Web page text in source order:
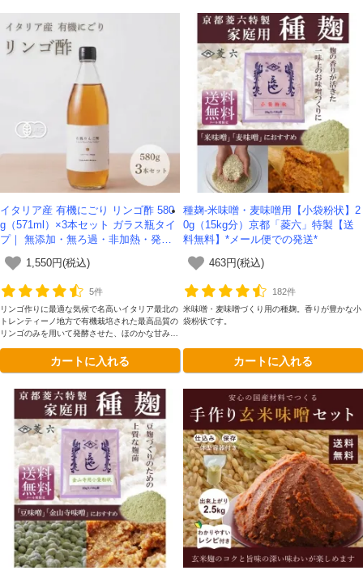
イタリア産 有機にごり リンゴ酢 580
g（571ml）×3本セット ガラス瓶タイ
プ｜ 無添加・無ろ過・非加熱・発酵
助剤不使用のアップルサイダービネガ
ー -かわしま屋-
1,550円(税込)
5件
リンゴ作りに最適な気候で名高いイタリア最北の
トレンティーノ地方で有機栽培された最高品質の
リンゴのみを用いて発酵させた、ほのかな甘みと
ていない、本物のリンゴ酢をガラス瓶容器にてお
楽しみください。
カートに入れる
種麹-米味噌・麦味噌用【小袋粉状】2
0g（15kg分）京都「菱六」特製【送
料無料】*メール便での発送*
463円(税込)
182件
米味噌・麦味噌づくり用の種麹。香りが豊かな小
袋粉状です。
カートに入れる